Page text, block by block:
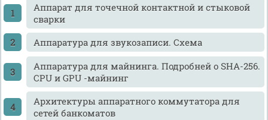
Аппарат для точечной контактной и стыковой
сварки
Аппаратура для звукозаписи. Схема
Аппаратура для майнинга. Подробней о SHA-256.
CPU и GPU -майнинг
Архитектуры аппаратного коммутатора для
сетей банкоматов